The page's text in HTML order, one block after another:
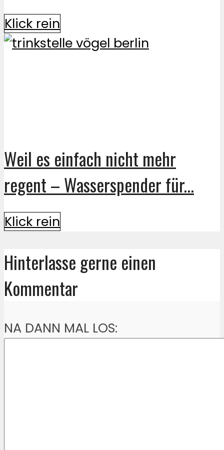
Klick rein
Weil es einfach nicht mehr
regent – Wasserspender für...
Klick rein
Hinterlasse gerne einen
Kommentar
NA DANN MAL LOS: